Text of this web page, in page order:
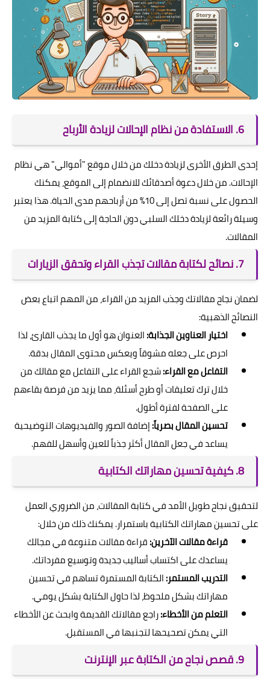
6. الاستفادة من نظام الإحالات لزيادة الأرباح
إحدى الطرق الأخرى لزيادة دخلك من خلال موقع "أموالي" هي نظام
الإحالات. من خلال دعوة أصدقائك للانضمام إلى الموقع، يمكنك
الحصول على نسبة تصل إلى 10% من أرباحهم مدى الحياة. هذا يعتبر
وسيلة رائعة لزيادة دخلك السلبي دون الحاجة إلى كتابة المزيد من
المقالات.
7. نصائح لكتابة مقالات تجذب القراء وتحقق الزيارات
لضمان نجاح مقالاتك وجذب المزيد من القراء، من المهم اتباع بعض
النصائح الذهبية:
اختيار العناوين الجذابة:العنوان هو أول ما يجذب القارئ، لذا
احرص على جعله مشوقاً ويعكس محتوى المقال بدقة.
التفاعل مع القراء:شجع القراء على التفاعل مع مقالك من
خلال ترك تعليقات أو طرح أسئلة، مما يزيد من فرصة بقاءهم
على الصفحة لفترة أطول.
تحسين المقال بصرياً:إضافة الصور والفيديوهات التوضيحية
يساعد في جعل المقال أكثر جذباً للعين وأسهل للفهم.
8. كيفية تحسين مهاراتك الكتابية
لتحقيق نجاح طويل الأمد في كتابة المقالات، من الضروري العمل
على تحسين مهاراتك الكتابية باستمرار. يمكنك ذلك من خلال:
قراءة مقالات الآخرين:قراءة مقالات متنوعة في مجالك
يساعدك على اكتساب أساليب جديدة وتوسيع مفرداتك.
التدريب المستمر:الكتابة المستمرة تساهم في تحسين
مهاراتك بشكل ملحوظ، لذا حاول الكتابة بشكل يومي.
التعلم من الأخطاء:راجع مقالاتك القديمة وابحث عن الأخطاء
التي يمكن تصحيحها لتجنبها في المستقبل.
9. قصص نجاح من الكتابة عبر الإنترنت